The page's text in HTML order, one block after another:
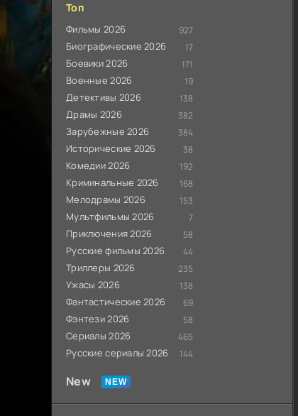
Топ
Фильмы 2026 927
Биографические 2026 17
Боевики 2026 171
Военные 2026 19
Детективы 2026 138
Драмы 2026 382
Зарубежные 2026 384
Исторические 2026 38
Комедии 2026 192
Криминальные 2026 168
Мелодрамы 2026 153
Мультфильмы 2026 7
Приключения 2026 58
Русские фильмы 2026 44
Триллеры 2026 235
Ужасы 2026 138
Фантастические 2026 69
Фэнтези 2026 58
Сериалы 2026 465
Русские сериалы 2026 144
New